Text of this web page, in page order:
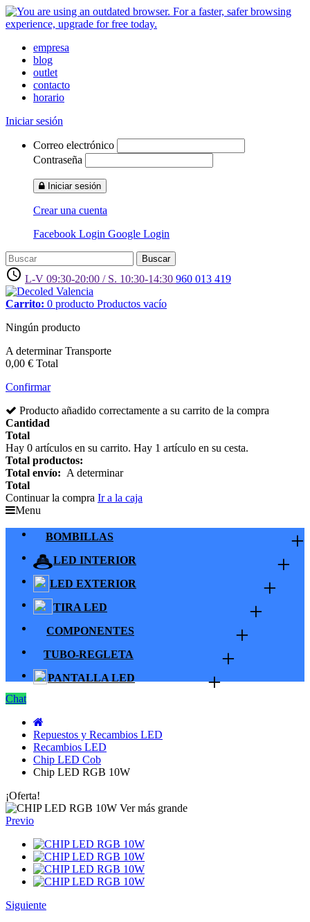
empresa
blog
outlet
contacto
horario
Iniciar sesión
Correo electrónico
Contraseña
Iniciar sesión
Crear una cuenta
Facebook Login Google Login
Buscar
access_time L-V 09:30-20:00 / S. 10:30-14:30 960 013 419
Carrito: 0 producto Productos vacío
Ningún producto
A determinarTransporte
0,00 € Total
Confirmar
Producto añadido correctamente a su carrito de la compra
Cantidad
Total
Hay 0 artículos en su carrito. Hay 1 artículo en su cesta.
Total productos:
Total envío: A determinar
Total
Continuar la compra Ir a la caja
Menu
BOMBILLAS +
LED INTERIOR +
LED EXTERIOR +
TIRA LED +
COMPONENTES +
TUBO-REGLETA +
PANTALLA LED +
Chat
Repuestos y Recambios LED
Recambios LED
Chip LED Cob
Chip LED RGB 10W
¡Oferta!
Ver más grande
Previo
Siguiente